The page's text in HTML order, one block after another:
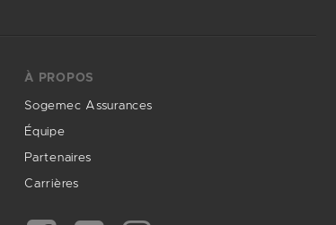
À PROPOS
Sogemec Assurances
Équipe
Partenaires
Carrières